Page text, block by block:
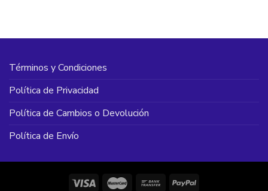
C$240.00
Términos y Condiciones
Política de Privacidad
Política de Cambios o Devolución
Política de Envío